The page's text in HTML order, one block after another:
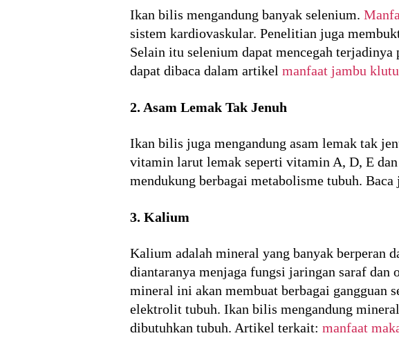
Ikan bilis mengandung banyak selenium.
sistem kardiovaskular. Penelitian juga
Selain itu selenium dapat mencegah terjadinya
dapat dibaca dalam artikel manfaat jambu
2. Asam Lemak Tak Jenuh
Ikan bilis juga mengandung asam lemak tak
vitamin larut lemak seperti vitamin A, D, E
mendukung berbagai metabolisme tubuh.
3. Kalium
Kalium adalah mineral yang banyak berperan
diantaranya menjaga fungsi jaringan saraf dan
mineral ini akan membuat berbagai gangguan
elektrolit tubuh. Ikan bilis mengandung
dibutuhkan tubuh. Artikel terkait: manfaat